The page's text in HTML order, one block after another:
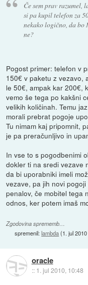
Če sem prav razumel,
si pa kupil telefon za
nekako logično, da
ne?
Pogost primer: telefon v
150€ v paketu z vezavo,
le 50€, ampak kar 200€,
vemo še tega po kakšni
velikih količinah. Temu
morali prebrat pogoje
Tu nimam kaj pripomnit,
je pa preračunljivo in
In vse to s pogodbenimi
dokler ti na sredi vezave
da bi uporabniki imeli
vezave, pa jih novi
penalov, če mobitel tega
odnos, ker potem imaš
Zgodovina sprememb…
spremenil:lambda(1. jul
oracle
:: 1. jul 2010, 10:48